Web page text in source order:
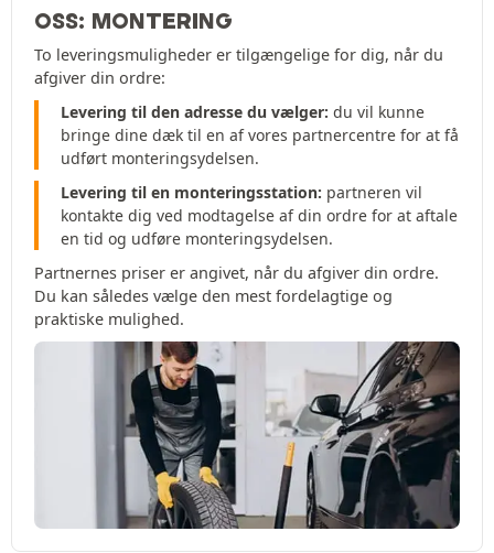
OSS: MONTERING
To leveringsmuligheder er tilgængelige for dig, når du
afgiver din ordre:
Levering til den adresse du vælger: du vil kunne
bringe dine dæk til en af vores partnercentre for at få
udført monteringsydelsen.
Levering til en monteringsstation: partneren vil
kontakte dig ved modtagelse af din ordre for at aftale
en tid og udføre monteringsydelsen.
Partnernes priser er angivet, når du afgiver din ordre.
Du kan således vælge den mest fordelagtige og
praktiske mulighed.